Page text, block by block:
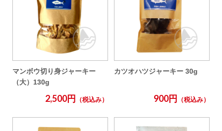
マンボウ切り身ジャーキー
（大）130g
2,500円 （税込み）
カツオハツジャーキー 30g
900円 （税込み）